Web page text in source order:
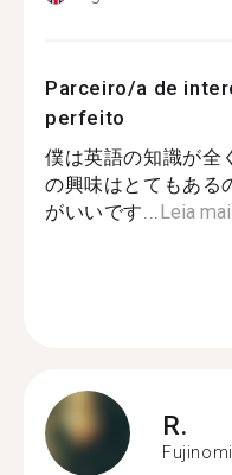
Parceiro/a de
perfeito
僕は英語の知識が全
の興味はとてもある
がいいです...Leia
R.